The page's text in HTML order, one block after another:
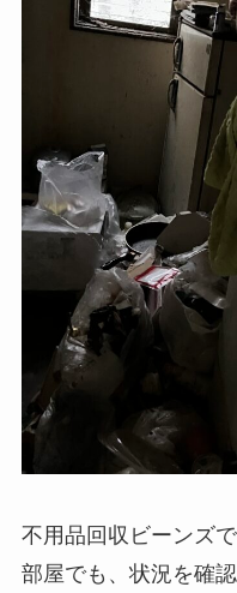
不用品回収ビーンズ
部屋でも、状況を確